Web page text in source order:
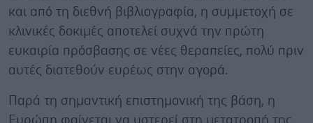
και από τη διεθνή βιβλιογραφία, η συμμετοχή σε
κλινικές δοκιμές αποτελεί συχνά την πρώτη
ευκαιρία πρόσβασης σε νέες θεραπείες, πολύ πριν
αυτές διατεθούν ευρέως στην αγορά.
Παρά τη σημαντική επιστημονική της βάση, η
Ευρώπη φαίνεται να υστερεί στη μετατροπή της